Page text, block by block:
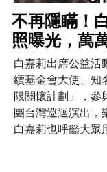
不再隱瞞！
照曝光，萬
白嘉莉出席公益活
續基金會大使、知
限關懷計劃」，參
團台灣巡迴演出，
白嘉莉也呼籲大眾